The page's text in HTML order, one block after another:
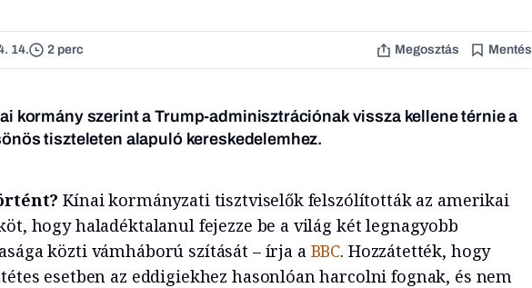
14. 2 perc Megosztás Mentés
kormány szerint a Trump-adminisztrációnak vissza kellene térnie a
tiszteleten alapuló kereskedelemhez.
Kínai kormányzati tisztviselők felszólították az amerikai
hogy haladéktalanul fejezze be a világ két legnagyobb
közti vámháború szítását – írja a BBC. Hozzátették, hogy
esetben az eddigiekhez hasonlóan harcolni fognak, és nem